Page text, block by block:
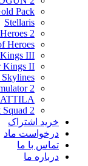
Pack
Stellaris
2
Heroes
III
Kings II
2
ATTILA
2
خرید اشتراک
درخواست ماد
تماس با ما
درباره ما